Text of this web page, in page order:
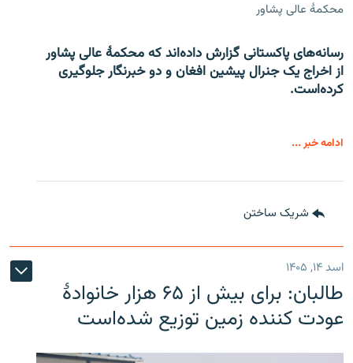
محکمۀ عالی پشاور
رسانه‌های پاکستانی گزارش داده‌اند که محکمۀ عالی پشاور
از اخراج یک جنرال پیشین افغان و دو خبرنگار جلوگیری
کرده‌است.
ادامه خبر ...
شریک ساختن
اسد ۱۴, ۱۴۰۵
طالبان: برای بیش از ۶۵ هزار خانوادۀ
عودت کننده زمین توزیع شده‌است